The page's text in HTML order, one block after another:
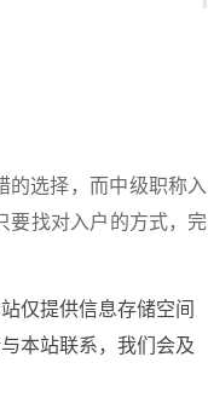
选择，而中级职称入
要找对入户的方式，完
仅提供信息存储空间
本站联系，我们会及